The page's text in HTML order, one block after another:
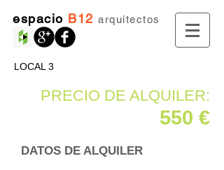
espacio B12 arquitectos
LOCAL 3
PRECIO DE ALQUILER:
550 €
DATOS DE ALQUILER